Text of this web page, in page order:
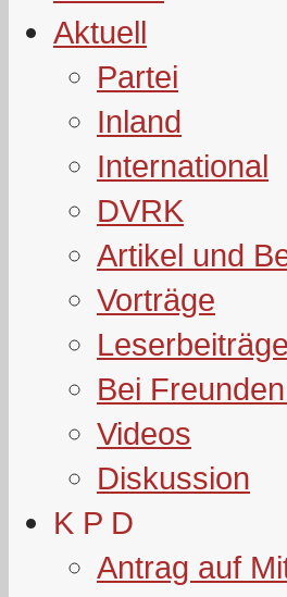
Aktuell
Partei
Inland
International
DVRK
Artikel und
Vorträge
Leserbeiträge
Bei
Videos
Diskussion
K P D
Antrag auf